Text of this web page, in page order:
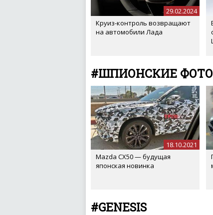
Круиз-контроль возвращают
на автомобили Лада
29.02.2024
#ШПИОНСКИЕ ФОТО
Mazda CX50 — будущая
японская новинка
18.10.2021
#GENESIS